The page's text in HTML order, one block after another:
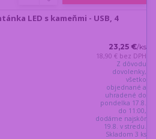
LED s kameňmi - USB, 4
23,25 €/ks
18,90 € bez DPH
Z dôvodu
dovolenky,
všetko
objednané a
uhradené do
pondelka 17.8.
do 11:00,
dodáme najskôr
19.8. v stredu.
Skladom 3 ks